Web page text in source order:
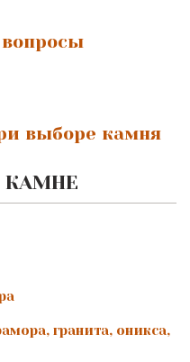
выборе камня
КАМНЕ
гранита, оникса,